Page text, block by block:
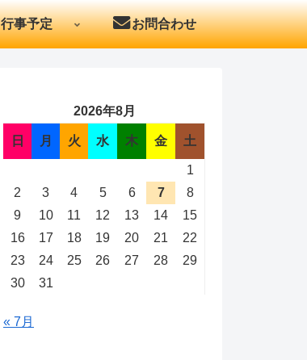
行事予定 お問合わせ
2026年8月
日 月 火 水 木 金 土
1
2
3 4 5 6 7
8
9
10 11 12 13 14
15
16
17 18 19 20 21
22
23
24 25 26 27 28
29
30
31
« 7月